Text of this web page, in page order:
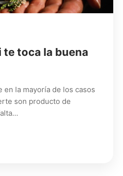
te toca la buena
en la mayoría de los casos
son producto de